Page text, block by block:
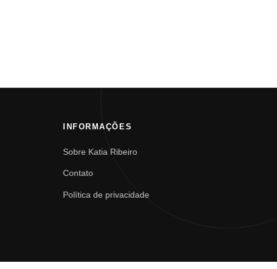
INFORMAÇÕES
Sobre Katia Ribeiro
Contato
Política de privacidade